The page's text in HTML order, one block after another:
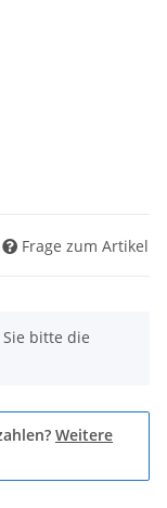
Frage zum Artikel
bitte die
Weitere